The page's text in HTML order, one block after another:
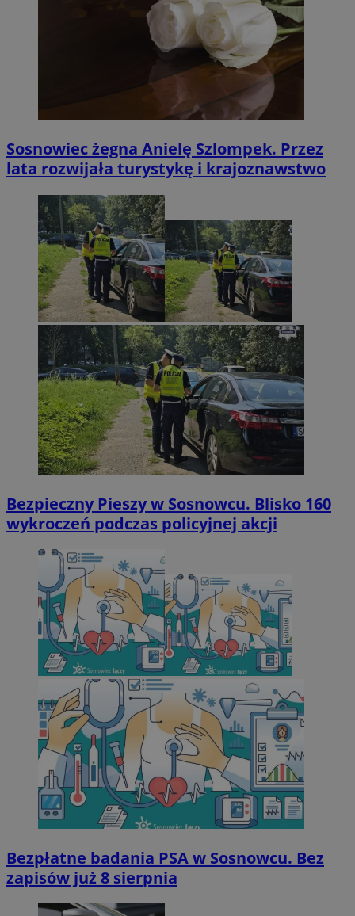
Sosnowiec żegna Anielę Szlompek. Przez
lata rozwijała turystykę i krajoznawstwo
Bezpieczny Pieszy w Sosnowcu. Blisko 160
wykroczeń podczas policyjnej akcji
Bezpłatne badania PSA w Sosnowcu. Bez
zapisów już 8 sierpnia